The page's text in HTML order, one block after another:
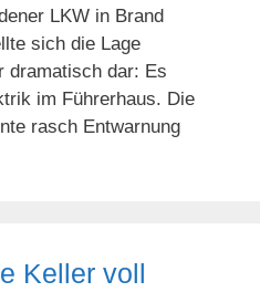
LKW in Brand
sich die Lage
dramatisch dar: Es
im Führerhaus. Die
rasch Entwarnung
Keller voll